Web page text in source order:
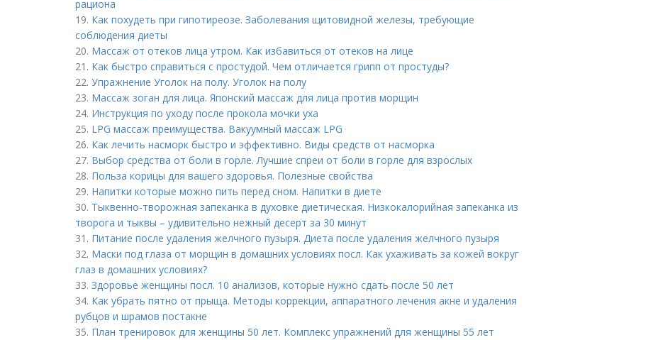
рациона
19. Как похудеть при гипотиреозе. Заболевания щитовидной железы, требующие
соблюдения диеты
20. Массаж от отеков лица утром. Как избавиться от отеков на лице
21. Как быстро справиться с простудой. Чем отличается грипп от простуды?
22. Упражнение Уголок на полу. Уголок на полу
23. Массаж зоган для лица. Японский массаж для лица против морщин
24. Инструкция по уходу после прокола мочки уха
25. LPG массаж преимущества. Вакуумный массаж LPG
26. Как лечить насморк быстро и эффективно. Виды средств от насморка
27. Выбор средства от боли в горле. Лучшие спреи от боли в горле для взрослых
28. Польза корицы для вашего здоровья. Полезные свойства
29. Напитки которые можно пить перед сном. Напитки в диете
30. Тыквенно-творожная запеканка в духовке диетическая. Низкокалорийная запеканка из
творога и тыквы – удивительно нежный десерт за 30 минут
31. Питание после удаления желчного пузыря. Диета после удаления желчного пузыря
32. Маски под глаза от морщин в домашних условиях посл. Как ухаживать за кожей вокруг
глаз в домашних условиях?
33. Здоровье женщины посл. 10 анализов, которые нужно сдать после 50 лет
34. Как убрать пятно от прыща. Методы коррекции, аппаратного лечения акне и удаления
рубцов и шрамов постакне
35. План тренировок для женщины 50 лет. Комплекс упражнений для женщины 55 лет